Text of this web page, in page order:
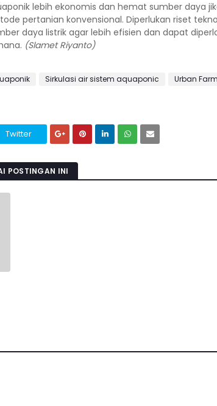
lebih ekonomis dan hemat sumber daya
pertanian konvensional. Diperlukan riset
daya listrik agar lebih efisien dan dapat
(Slamet Riyanto)
Sirkulasi air sistem aquaponic Urban
Twitter
POSTINGAN INI